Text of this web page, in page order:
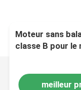
Moteur sans
classe B pour le
meilleur